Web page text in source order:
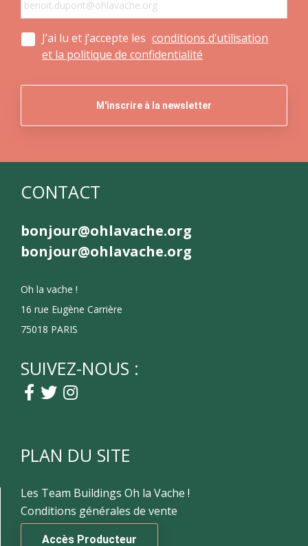
J’ai lu et j’accepte les conditions d’utilisation
et la politique de confidentialité
CONTACT
bonjour@ohlavache.org
bonjour@ohlavache.org
Oh la vache !
16 rue Eugène Carrière
75018 PARIS
SUIVEZ-NOUS :
PLAN DU SITE
Les Team Buildings Oh la Vache !
Conditions générales de vente
Accès Producteur